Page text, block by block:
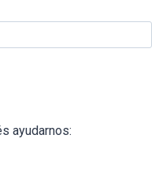
ayudarnos: